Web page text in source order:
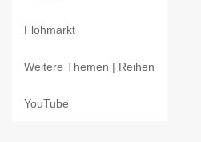
Flohmarkt
Weitere Themen | Reihen
YouTube